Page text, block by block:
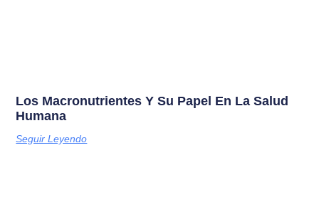
Los Macronutrientes Y Su Papel En La Salud
Humana
Seguir Leyendo